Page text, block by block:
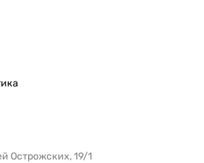
Острожских, 19/1